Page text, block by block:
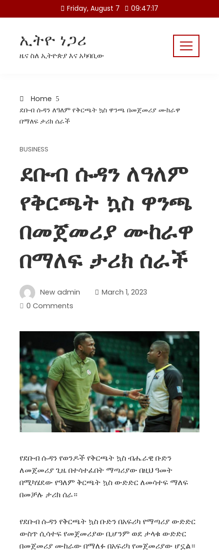
to
Friday, August 7 09:47:17
ኢትዮ ነጋሪ
ዜና ስለ ኢትዮጵያ እና አካባቢው
Home
ደቡብ ሱዳን ለዓለም የቅርጫት ኳስ ዋንጫ በመጀመሪያ ሙከራዋ
በማለፍ ታሪክ ሰራች
BUSINESS
ደቡብ ሱዳን ለዓለም
የቅርጫት ኳስ ዋንጫ
በመጀመሪያ ሙከራዋ
በማለፍ ታሪክ ሰራች
New admin
March 1, 2023
0 Comments
የደቡብ ሱዳን የወንዶች የቅርጫት ኳስ ብሔራዊ ቡድን
ለመጀመሪያ ጊዜ በተሳተፈበት ማጣሪያው በዚህ ዓመት
በሚካሄደው የዓለም ቅርጫት ኳስ ውድድር ለመሳተፍ ማለፍ
በመቻሉ ታሪክ ሰራ።
የደቡብ ሱዳን የቅርጫት ኳስ ቡድን በአፍሪካ የማጣሪያ ውድድር
ውስጥ ሲሳተፍ የመጀመሪያው ቢሆንም ወደ ታላቁ ውድድር
በመጀመሪያ ሙከራው በማለፉ በአፍሪካ የመጀመሪያው ሆኗል።